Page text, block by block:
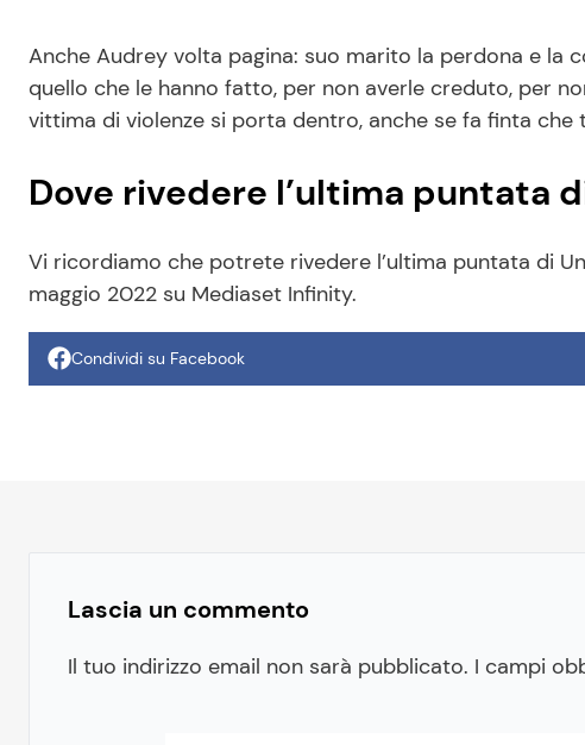
Anche Audrey volta pagina: suo marito la perdona e la
quello che le hanno fatto, per non averle creduto, per
vittima di violenze si porta dentro, anche se fa finta che
Dove rivedere l’ultima puntata
Vi ricordiamo che potrete rivedere l’ultima puntata di
maggio 2022 su Mediaset Infinity.
Condividi su Facebook
Lascia un commento
Il tuo indirizzo email non sarà pubblicato. I campi